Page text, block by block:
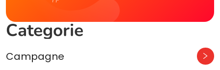
Categorie
Campagne